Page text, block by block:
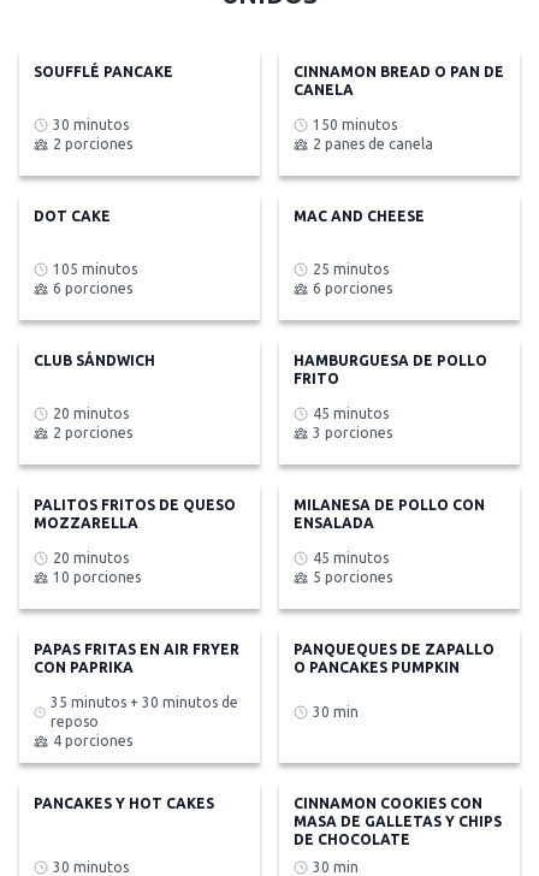
SOUFFLÉ PANCAKE
30 minutos
2 porciones
CINNAMON BREAD O PAN DE
CANELA
150 minutos
2 panes de canela
DOT CAKE
105 minutos
6 porciones
MAC AND CHEESE
25 minutos
6 porciones
CLUB SÁNDWICH
20 minutos
2 porciones
HAMBURGUESA DE POLLO
FRITO
45 minutos
3 porciones
PALITOS FRITOS DE QUESO
MOZZARELLA
20 minutos
10 porciones
MILANESA DE POLLO CON
ENSALADA
45 minutos
5 porciones
PAPAS FRITAS EN AIR FRYER
CON PAPRIKA
35 minutos + 30 minutos de
reposo
4 porciones
PANQUEQUES DE ZAPALLO
O PANCAKES PUMPKIN
30 min
PANCAKES Y HOT CAKES
30 minutos
CINNAMON COOKIES CON
MASA DE GALLETAS Y CHIPS
DE CHOCOLATE
30 min